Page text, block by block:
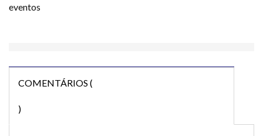
eventos
COMENTÁRIOS (
)